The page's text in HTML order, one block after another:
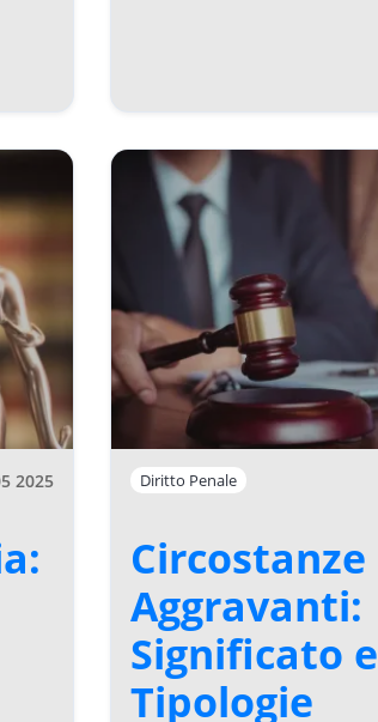
2025 Diritto Penale
Circostanze
Aggravanti:
Significato e
Tipologie